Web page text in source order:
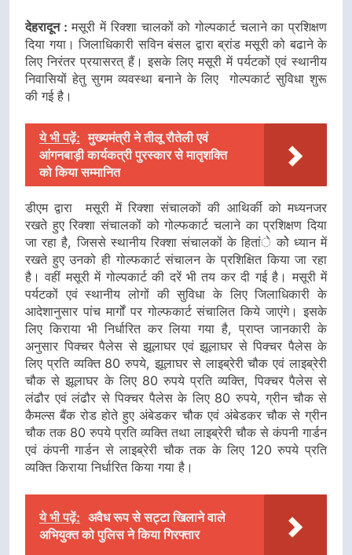
देहरादून : मसूरी में रिक्शा चालकों को गोल्पकार्ट चलाने का प्रशिक्षण
दिया गया। जिलाधिकारी सविन बंसल द्वारा ब्रांड मसूरी को बढाने के
लिए निरंतर प्रयासरत् हैं। इसके लिए मसूरी में पर्यटकों एवं स्थानीय
निवासियों हेतु सुगम व्यवस्था बनाने के लिए गोल्पकार्ट सुविधा शुरू
की गई है।
ये भी पढ़ें: मुख्यमंत्री ने तीलू रौतेली एवं
आंगनबाड़ी कार्यकत्री पुरस्कार से मातृशक्ति
को किया सम्मानित
डीएम द्वारा मसूरी में रिक्शा संचालकों की आथिर्की को मध्यनजर
रखते हुए रिक्शा संचालकों को गोल्फकार्ट चलाने का प्रशिक्षण दिया
जा रहा है, जिससे स्थानीय रिक्शा संचालकों के हितांे कोे ध्यान में
रखते हुए उनको ही गोल्फकार्ट संचालन के प्रशिक्षित किया जा रहा
है। वहीं मसूरी में गोल्पकार्ट की दरें भी तय कर दी गई है। मसूरी में
पर्यटकों एवं स्थानीय लोगों की सुविधा के लिए जिलाधिकारी के
आदेशानुसार पांच मार्गों पर गोल्फकार्ट संचालित किये जाएंगे। इसके
लिए किराया भी निर्धारित कर लिया गया है, प्राप्त जानकारी के
अनुसार पिक्चर पैलेस से झूलाघर एवं झूलाघर से पिक्चर पैलेस के
लिए प्रति व्यक्ति 80 रुपये, झूलाघर से लाइब्रेरी चौक एवं लाइब्रेरी
चौक से झूलाघर के लिए 80 रुपये प्रति व्यक्ति, पिक्चर पैलेस से
लंढौर एवं लंढौर से पिक्चर पैलेस के लिए 80 रुपये, ग्रीन चौक से
कैमल्स बैंक रोड होते हुए अंबेडकर चौक एवं अंबेडकर चौक से ग्रीन
चौक तक 80 रुपये प्रति व्यक्ति तथा लाइब्रेरी चौक से कंपनी गार्डन
एवं कंपनी गार्डन से लाइब्रेरी चौक तक के लिए 120 रुपये प्रति
व्यक्ति किराया निर्धारित किया गया है।
ये भी पढ़ें: अवैध रूप से सट्टा खिलाने वाले
अभियुक्त को पुलिस ने किया गिरफ्तार